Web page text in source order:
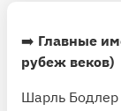
➡️ Главные
рубеж веков)
Шарль Бодлер